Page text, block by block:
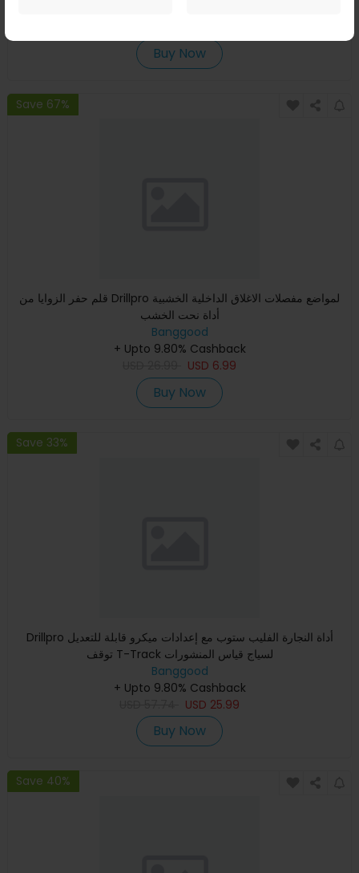
Buy Now
Save 67%
قلم حفر الزوايا من Drillpro لمواضع مفصلات الاغلاق الداخلية الخشبية
أداة نحت الخشب
Banggood
+ Upto 9.80% Cashback
USD 6.99
Buy Now
Save 33%
Drillpro أداة النجارة الفليب ستوب مع إعدادات ميكرو قابلة للتعديل
توقف T-Track لسياج قياس المنشورات
Banggood
+ Upto 9.80% Cashback
USD 25.99
Buy Now
Save 40%